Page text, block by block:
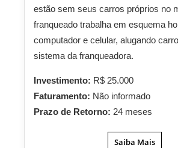
estão sem seus carros próprios no
franqueado trabalha em esquema
computador e celular, alugando
sistema da franqueadora.
Investimento: R$ 25.000
Faturamento: Não informado
Prazo de Retorno: 24 meses
Saiba Mais